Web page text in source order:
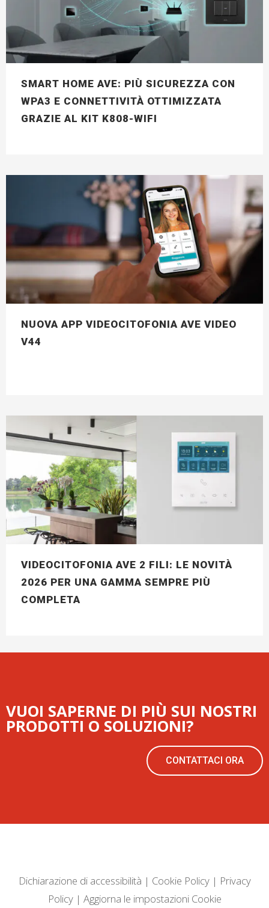
SMART HOME AVE: PIÙ SICUREZZA CON
WPA3 E CONNETTIVITÀ OTTIMIZZATA
GRAZIE AL KIT K808-WIFI
NUOVA APP VIDEOCITOFONIA AVE VIDEO
V44
VIDEOCITOFONIA AVE 2 FILI: LE NOVITÀ
2026 PER UNA GAMMA SEMPRE PIÙ
COMPLETA
VUOI SAPERNE DI PIÙ SUI NOSTRI
PRODOTTI O SOLUZIONI?
CONTATTACI ORA
Dichiarazione di accessibilità | Cookie Policy| Privacy
Policy| Aggiorna le impostazioni Cookie